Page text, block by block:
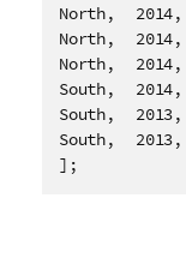
North,	2014,	May,	245
North,	2014,	May,	347
North,	2014,	June,	127
South,	2014,	June,	645
South,	2013,	May, 367
South,	2013,	May,	221
];